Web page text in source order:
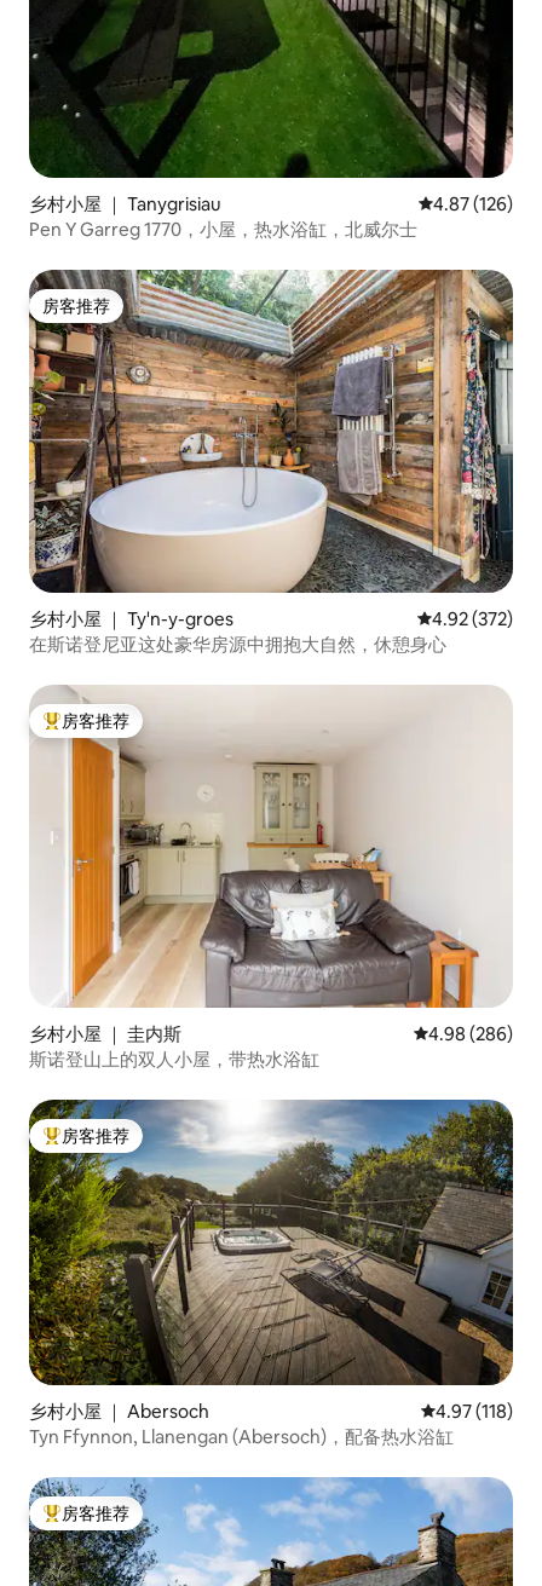
乡村小屋 ｜ Tanygrisiau 平均评分 4.87
4.87 (126)
Pen Y Garreg 1770，小屋，热水浴缸，北威尔士
房客推荐
房客推荐
乡村小屋 ｜ Ty'n-y-groes 平均评分 4.92
4.92 (372)
在斯诺登尼亚这处豪华房源中拥抱大自然，休憩身心
热门「房客推荐」
房客推荐
乡村小屋 ｜ 圭内斯 平均评分 4.98
4.98 (286)
斯诺登山上的双人小屋，带热水浴缸
热门「房客推荐」
房客推荐
乡村小屋 ｜ Abersoch 平均评分 4.97
4.97 (118)
Tyn Ffynnon, Llanengan (Abersoch)，配备热水浴缸
热门「房客推荐」
房客推荐